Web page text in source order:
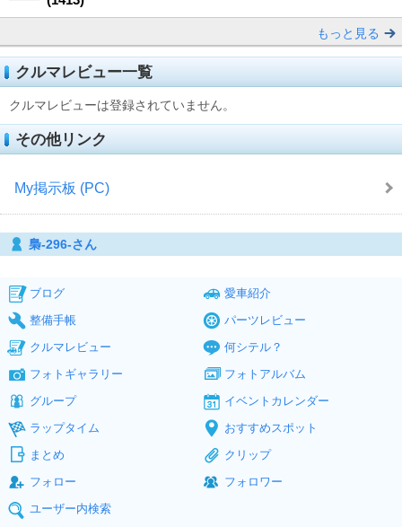
もっと見る
クルマレビュー一覧
クルマレビューは登録されていません。
その他リンク
My掲示板 (PC)
梟-296-さん
ブログ
愛車紹介
整備手帳
パーツレビュー
クルマレビュー
何シテル？
フォトギャラリー
フォトアルバム
グループ
イベントカレンダー
ラップタイム
おすすめスポット
まとめ
クリップ
フォロー
フォロワー
ユーザー内検索